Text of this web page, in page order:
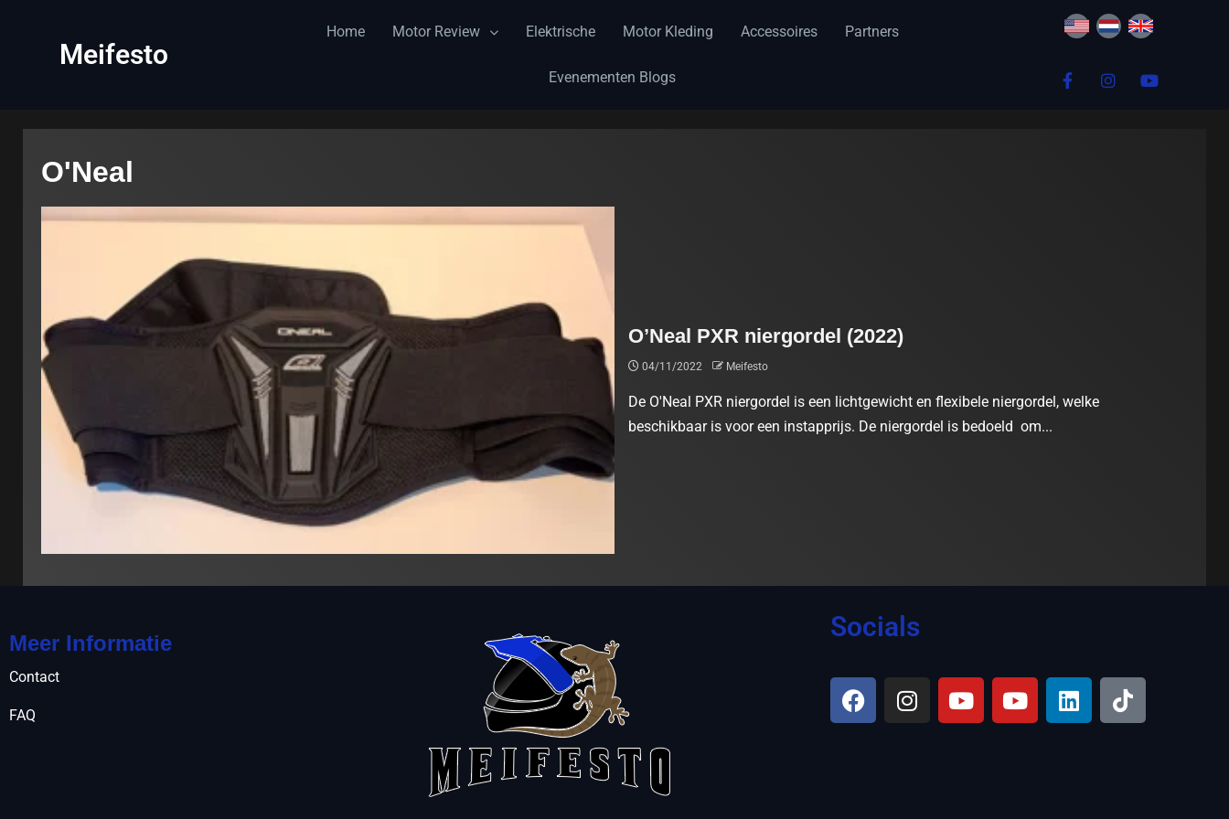
Meifesto
Home Motor Review Elektrische Motor Kleding Accessoires Partners
Evenementen Blogs
O'Neal
O’Neal PXR niergordel (2022)
04/11/2022 Meifesto
De O'Neal PXR niergordel is een lichtgewicht en flexibele niergordel, welke
beschikbaar is voor een instapprijs. De niergordel is bedoeld om...
Meer Informatie
Contact
FAQ
Socials